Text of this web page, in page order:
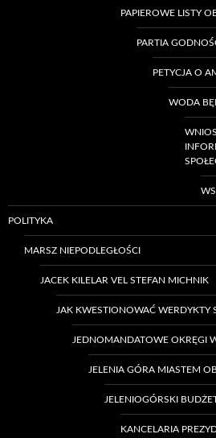
PAPIEROWE LISTY
PARTIA
PETYCJA O
WODA
POLITYKA
MARSZ NIEPODLEGŁOŚCI
JACEK KILELAR VEL STEFAN MICHNIK
JAK KWESTIONOWAĆ WERDYKTY
JEDNOMANDATOWE OKRĘGI
JELENIA GÓRA MIASTEM
JELENIOGÓRSKI
KANCELARIA